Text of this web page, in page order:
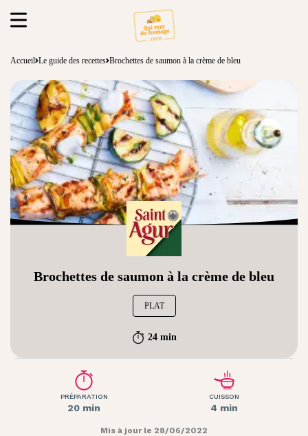
Accueil Le guide des recettes Brochettes de saumon à la crème de bleu
Brochettes de saumon à la crème de bleu
PLAT
24 min
PRÉPARATION
20 min
CUISSON
4 min
Mis à jour le 28/06/2022